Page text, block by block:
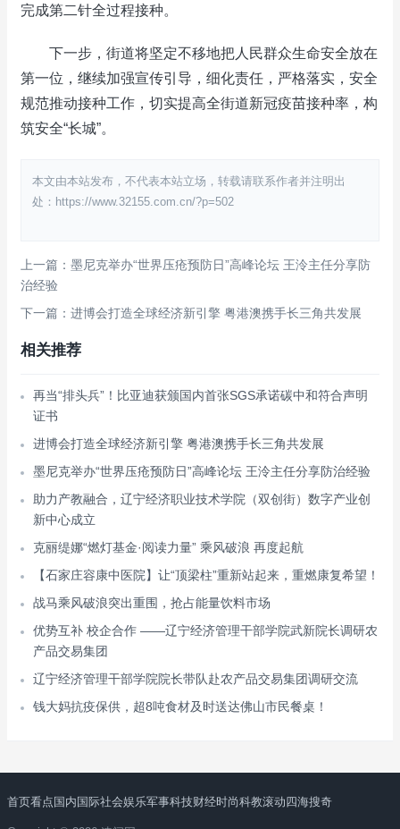
完成第二针全过程接种。
下一步，街道将坚定不移地把人民群众生命安全放在
第一位，继续加强宣传引导，细化责任，严格落实，安全
规范推动接种工作，切实提高全街道新冠疫苗接种率，构
筑安全“长城”。
本文由本站发布，不代表本站立场，转载请联系作者并注明出
处：https://www.32155.com.cn/?p=502
上一篇：墨尼克举办“世界压疮预防日”高峰论坛 王泠主任分享防
治经验
下一篇：进博会打造全球经济新引擎 粤港澳携手长三角共发展
相关推荐
再当“排头兵”！比亚迪获颁国内首张SGS承诺碳中和符合声明
证书
进博会打造全球经济新引擎 粤港澳携手长三角共发展
墨尼克举办“世界压疮预防日”高峰论坛 王泠主任分享防治经验
助力产教融合，辽宁经济职业技术学院（双创街）数字产业创
新中心成立
克丽缇娜“燃灯基金·阅读力量” 乘风破浪 再度起航
【石家庄容康中医院】让“顶梁柱”重新站起来，重燃康复希望！
战马乘风破浪突出重围，抢占能量饮料市场
优势互补 校企合作 ——辽宁经济管理干部学院武新院长调研农
产品交易集团
辽宁经济管理干部学院院长带队赴农产品交易集团调研交流
钱大妈抗疫保供，超8吨食材及时送达佛山市民餐桌！
首页看点 国内 国际社会娱乐军事科技财经时尚科教滚动 四海搜奇